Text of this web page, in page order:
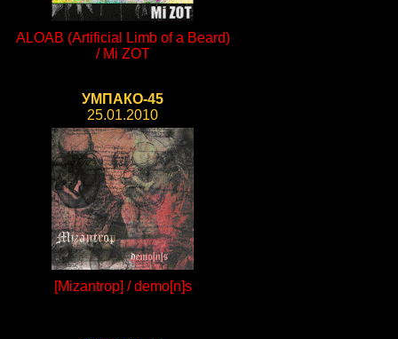
ALOAB (Artificial Limb of a Beard)
/ Mi ZOT
УМПАКО-45
25.01.2010
[Mizantrop] / demo[n]s